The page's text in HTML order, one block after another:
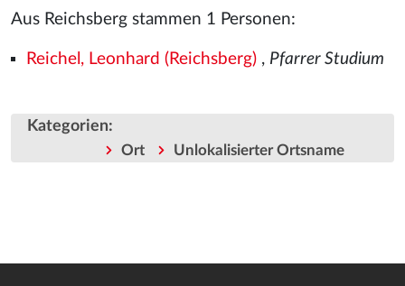
Aus Reichsberg stammen 1 Personen:
Reichel, Leonhard (Reichsberg), Pfarrer Studium
Kategorien:
Ort Unlokalisierter Ortsname